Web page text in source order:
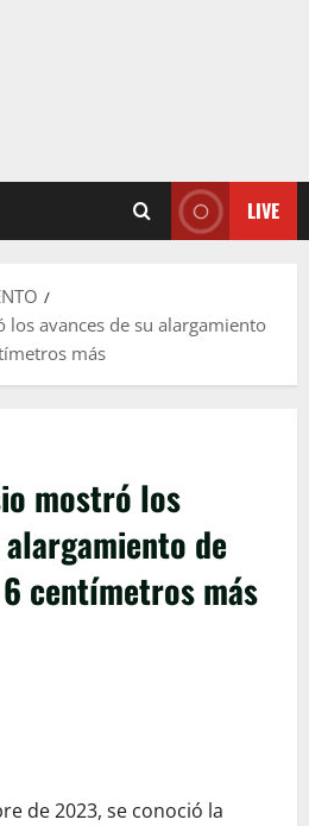
LIVE
los avances de su alargamiento
más
mostró los
de
centímetros más
de 2023, se conoció la